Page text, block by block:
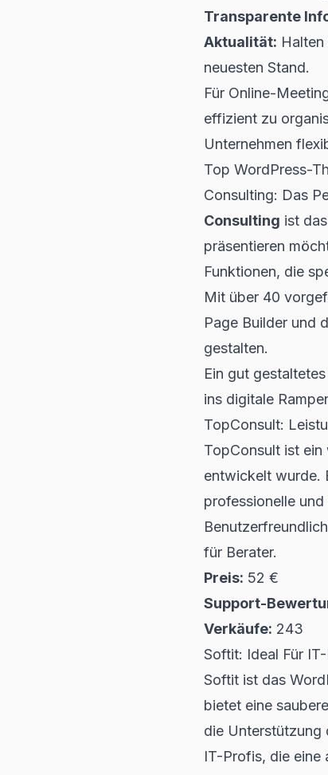
Transparente
Aktualität:
neuesten Stand.
Für Online-
effizient zu
Unternehmen
Top WordPress-
Consulting: Das
Consulting ist
präsentieren
Funktionen, die
Mit über 40
Page Builder und
gestalten.
Ein gut
ins digitale
TopConsult:
TopConsult ist
entwickelt wurde.
professionelle
für Berater.
Preis: 52 €
Support-
Verkäufe: 243
Softit: Ideal Für
Softit ist das
bietet eine
die Unterstützung
IT-Profis, die eine